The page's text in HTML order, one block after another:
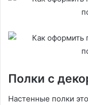
Полки с
Настенные полки